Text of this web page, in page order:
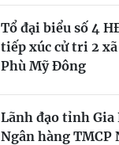
Tổ đại biểu số 4
tiếp xúc cử tri 2 xã
Phù Mỹ Đông
Lãnh đạo tỉnh Gia
Ngân hàng TMCP